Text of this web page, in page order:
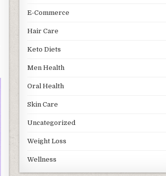
E-Commerce
Hair Care
Keto Diets
Men Health
Oral Health
Skin Care
Uncategorized
Weight Loss
Wellness